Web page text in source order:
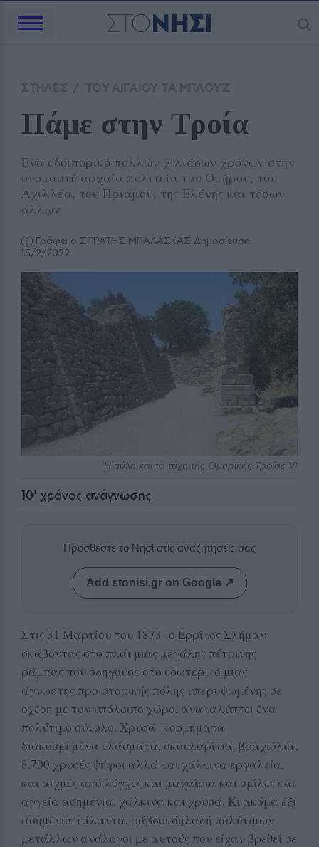
Πάμε στην Τροία
Ένα οδοιπορικό πολλών χιλιάδων χρόνων στην
ονομαστή αρχαία πολιτεία του Ομήρου, του
Αχιλλέα, του Πριάμου, της Ελένης και τόσων
άλλων
Γράφει ο ΣΤΡΑΤΗΣ ΜΠΑΛΑΣΚΑΣ Δημοσίευση
15/2/2022
Η πύλη και τα τύχη της Ομηρικής Τροίας VI
10' χρόνος ανάγνωσης
Προσθέστε το Νησί στις αναζητήσεις σας
Add stonisi.gr on Google ↗
Στις 31 Μαρτίου του 1873 ο Ερρίκος Σλήμαν
σκάβοντας στο πλάι μιας μεγάλης πέτρινης
ράμπας που οδηγούσε στο εσωτερικό μιας
άγνωστης προϊστορικής πόλης υπερυψωμένης σε
σχέση με τον υπόλοιπο χώρο, ανακαλύπτει ένα
πολύτιμο σύνολο. Χρυσά κοσμήματα
διακοσμημένα ελάσματα, σκουλαρίκια, βραχιόλια,
8.700 χρυσές ψήφοι αλλά και χάλκινα εργαλεία,
και αιχμές από λόγχες και μαχαίρια και σμίλες και
αγγεία ασημένια, χάλκινα και χρυσά. Κι ακόμα έξι
ασημένια τάλαντα, ράβδοι δηλαδή πολύτιμων
μετάλλων ανάλογοι με αυτούς που είχαν βρεθεί σε